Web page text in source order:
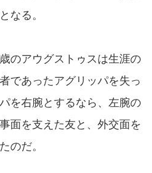
なる。
のアウグストゥスは生涯の
であったアグリッパを失っ
を右腕とするなら、左腕の
面を支えた友と、外交面を
のだ。